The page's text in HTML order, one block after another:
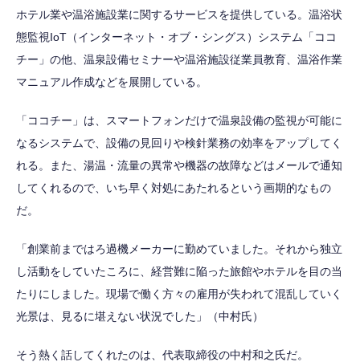
ホテル業や温浴施設業に関するサービスを提供している。温浴状
態監視IoT（インターネット・オブ・シングス）システム「ココ
チー」の他、温泉設備セミナーや温浴施設従業員教育、温浴作業
マニュアル作成などを展開している。
「ココチー」は、スマートフォンだけで温泉設備の監視が可能に
なるシステムで、設備の見回りや検針業務の効率をアップしてく
れる。また、湯温・流量の異常や機器の故障などはメールで通知
してくれるので、いち早く対処にあたれるという画期的なもの
だ。
「創業前まではろ過機メーカーに勤めていました。それから独立
し活動をしていたころに、経営難に陥った旅館やホテルを目の当
たりにしました。現場で働く方々の雇用が失われて混乱していく
光景は、見るに堪えない状況でした」（中村氏）
そう熱く話してくれたのは、代表取締役の中村和之氏だ。